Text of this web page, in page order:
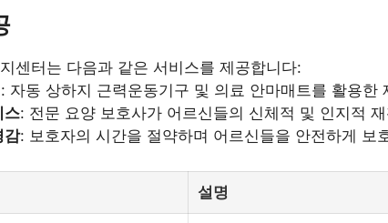
센터는 다음과 같은 서비스를 제공합니다:
: 자동 상하지 근력운동기구 및 의료 안마매트를 활용한
스: 전문 요양 보호사가 어르신들의 신체적 및 인지적
감: 보호자의 시간을 절약하며 어르신들을 안전하게 보
설명